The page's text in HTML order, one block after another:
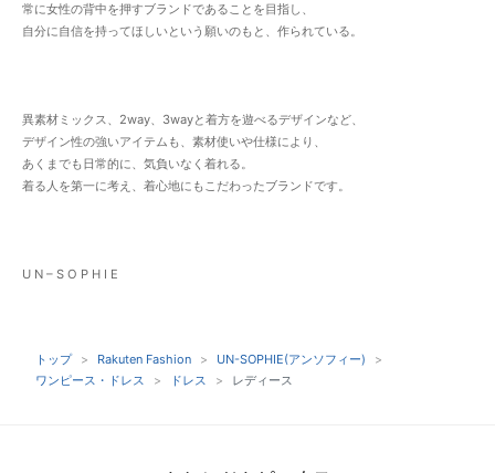
常に女性の背中を押すブランドであることを目指し、
自分に自信を持ってほしいという願いのもと、作られている。
異素材ミックス、2way、3wayと着方を遊べるデザインなど、
デザイン性の強いアイテムも、素材使いや仕様により、
あくまでも日常的に、気負いなく着れる。
着る人を第一に考え、着心地にもこだわったブランドです。
U N – S O P H I E
トップ Rakuten Fashion
UN-SOPHIE(アンソフィー)
ワンピース・ドレス
ドレス レディース